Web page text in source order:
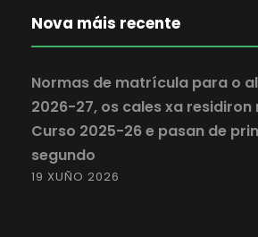
Nova máis recente
Normas de matrícula para o
2026-27, os cales xa residiron
Curso 2025-26 e pasan de
segundo
19 XUÑO 2026